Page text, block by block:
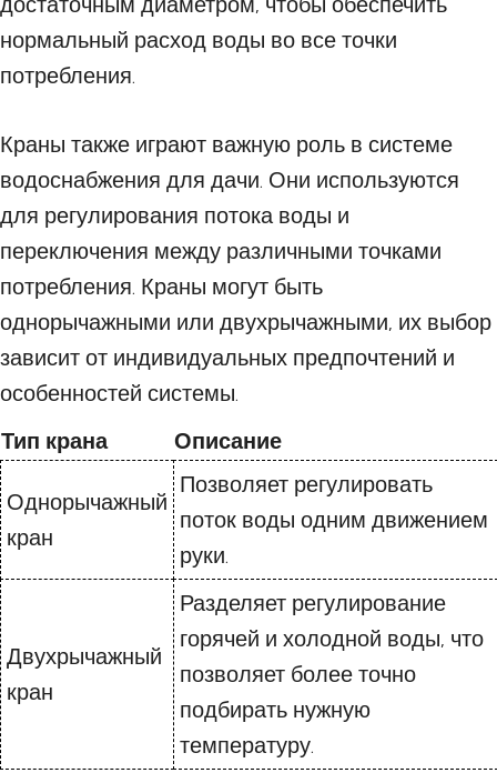
нормальный расход воды во все точки
потребления.
Краны также играют важную роль в системе
водоснабжения для дачи. Они используются
для регулирования потока воды и
переключения между различными точками
потребления. Краны могут быть
однорычажными или двухрычажными, их выбор
зависит от индивидуальных предпочтений и
особенностей системы.
Тип крана
Описание
Однорычажный
кран
Позволяет регулировать
поток воды одним движением
руки.
Двухрычажный
кран
Разделяет регулирование
горячей и холодной воды, что
позволяет более точно
подбирать нужную
температуру.